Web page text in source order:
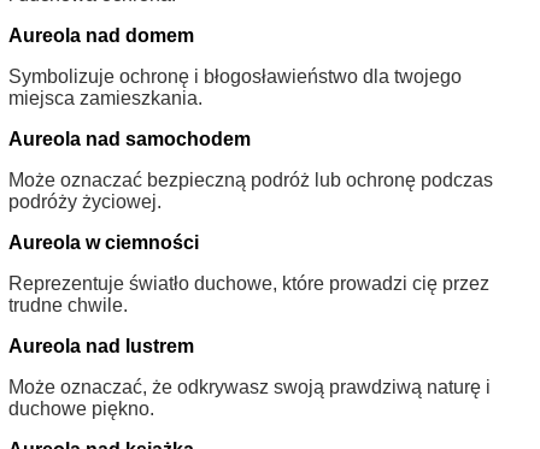
Aureola nad domem
Symbolizuje ochronę i błogosławieństwo dla twojego
miejsca zamieszkania.
Aureola nad samochodem
Może oznaczać bezpieczną podróż lub ochronę podczas
podróży życiowej.
Aureola w ciemności
Reprezentuje światło duchowe, które prowadzi cię przez
trudne chwile.
Aureola nad lustrem
Może oznaczać, że odkrywasz swoją prawdziwą naturę i
duchowe piękno.